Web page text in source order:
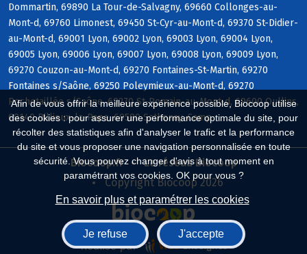
Afin de vous offrir la meilleure expérience possible, Biocoop utilise
des cookies : pour assurer une performance optimale du site, pour
récolter des statistiques afin d'analyser le trafic et la performance
du site et vous proposer une navigation personnalisée en toute
sécurité. Vous pouvez changer d'avis à tout moment en
paramétrant vos cookies. OK pour vous ?
En savoir plus et paramétrer les cookies
Je refuse J'accepte
Dommartin, 69890 La Tour-de-Salvagny, 69660 Collonges-au-
Mont-d, 69760 Limonest, 69450 St-Cyr-au-Mont-d, 69370 St-Didier-
au-Mont-d, 69001 Lyon, 69002 Lyon, 69003 Lyon, 69004 Lyon,
69005 Lyon, 69006 Lyon, 69007 Lyon, 69008 Lyon, 69009 Lyon,
69270 Couzon-au-Mont-d, 69270 Fontaines-St-Martin, 69270
Fontaines s/Saône, 69250 Poleymieux-au-Mont-d, 69270
Rochetaillée s/Saône, 69270 St-Romain-au-Mont-d, 69600 Oullins,
69140 Rillieux-la-Pape, 69580 Sathonay-Camp
Biocoop.fr
Le réseau Biocoop
Copyright Biocoop 2026
Réalisé par